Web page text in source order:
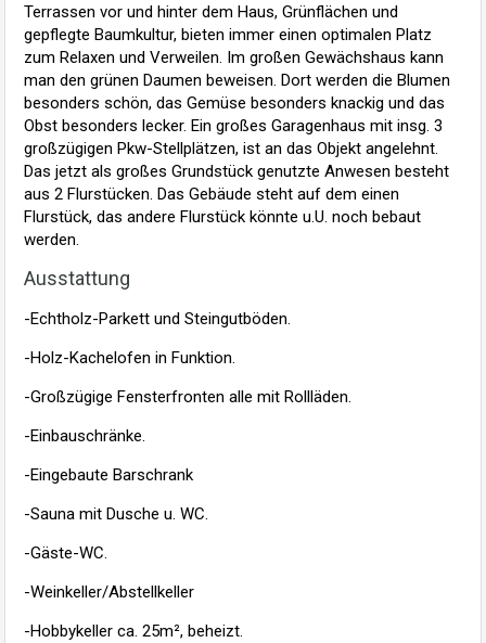
Terrassen vor und hinter dem Haus, Grünflächen und
gepflegte Baumkultur, bieten immer einen optimalen Platz
zum Relaxen und Verweilen. Im großen Gewächshaus kann
man den grünen Daumen beweisen. Dort werden die Blumen
besonders schön, das Gemüse besonders knackig und das
Obst besonders lecker. Ein großes Garagenhaus mit insg. 3
großzügigen Pkw-Stellplätzen, ist an das Objekt angelehnt.
Das jetzt als großes Grundstück genutzte Anwesen besteht
aus 2 Flurstücken. Das Gebäude steht auf dem einen
Flurstück, das andere Flurstück könnte u.U. noch bebaut
werden.
Ausstattung
-Echtholz-Parkett und Steingutböden.
-Holz-Kachelofen in Funktion.
-Großzügige Fensterfronten alle mit Rollläden.
-Einbauschränke.
-Eingebaute Barschrank
-Sauna mit Dusche u. WC.
-Gäste-WC.
-Weinkeller/Abstellkeller
-Hobbykeller ca. 25m², beheizt.